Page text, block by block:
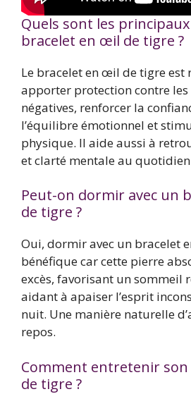
Quels sont les
bracelet en œil de tigre ?
Le bracelet en œil de tigre est
apporter protection contre les
négatives, renforcer la
l’équilibre émotionnel et
physique. Il aide aussi à
et clarté mentale au
Peut-on dormir avec un
de tigre ?
Oui, dormir avec un bracelet
bénéfique car cette pierre
excès, favorisant un sommeil
aidant à apaiser l’esprit
nuit. Une manière naturelle
repos.
Comment entretenir
de tigre ?